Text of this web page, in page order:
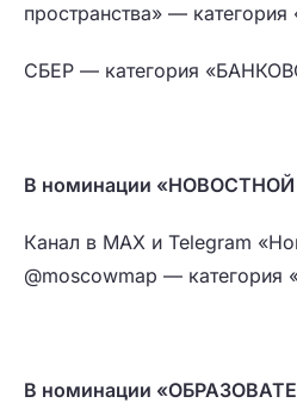
пространства» —
СБЕР — категория
В номинации
Канал в MAX и Telegram
@moscowmap — категория
В номинации